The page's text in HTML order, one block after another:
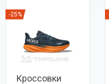
-25%
Кроссовки